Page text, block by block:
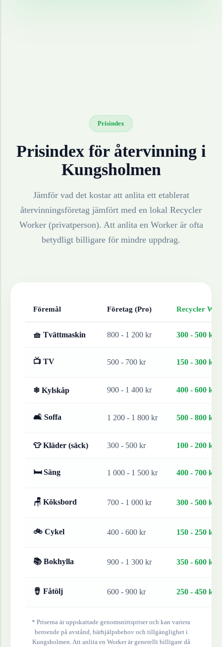
Prisindex
Prisindex för återvinning i
Kungsholmen
Jämför vad det kostar att anlita ett etablerat
återvinningsföretag jämfört med en lokal Recycler
Worker (privatperson). Att anlita en Worker är ofta
betydligt billigare för mindre uppdrag.
Föremål Företag (Pro) Recycler
🧺 Tvättmaskin 800 - 1 200 kr 300 - 500 kr
📺 TV 500 - 700 kr 150 - 300 kr
❄ Kylskåp 900 - 1 400 kr 400 - 600 kr
🛋 Soffa 1 200 - 1 800 kr 500 - 800 kr
👕 Kläder (säck) 300 - 500 kr 100 - 200 kr
🛏 Säng 1 000 - 1 500 kr 400 - 700 kr
🪑 Köksbord 700 - 1 000 kr 300 - 500 kr
🚲 Cykel 400 - 600 kr 150 - 250 kr
📚 Bokhylla 900 - 1 300 kr 350 - 600 kr
🪘 Fåtölj 600 - 900 kr 250 - 450 kr
* Priserna är uppskattade genomsnittspriser och kan variera
beroende på avstånd, bärhjälpsbehov och tillgänglighet i
Kungsholmen. Att anlita en Worker är generellt billigare då